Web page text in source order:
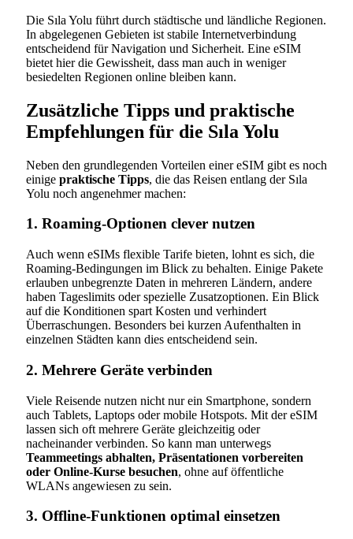
Die Sıla Yolu führt durch städtische und ländliche Regionen.
In abgelegenen Gebieten ist stabile Internetverbindung
entscheidend für Navigation und Sicherheit. Eine eSIM
bietet hier die Gewissheit, dass man auch in weniger
besiedelten Regionen online bleiben kann.
Zusätzliche Tipps und praktische
Empfehlungen für die Sıla Yolu
Neben den grundlegenden Vorteilen einer eSIM gibt es noch
einige praktische Tipps, die das Reisen entlang der Sıla
Yolu noch angenehmer machen:
1. Roaming-Optionen clever nutzen
Auch wenn eSIMs flexible Tarife bieten, lohnt es sich, die
Roaming-Bedingungen im Blick zu behalten. Einige Pakete
erlauben unbegrenzte Daten in mehreren Ländern, andere
haben Tageslimits oder spezielle Zusatzoptionen. Ein Blick
auf die Konditionen spart Kosten und verhindert
Überraschungen. Besonders bei kurzen Aufenthalten in
einzelnen Städten kann dies entscheidend sein.
2. Mehrere Geräte verbinden
Viele Reisende nutzen nicht nur ein Smartphone, sondern
auch Tablets, Laptops oder mobile Hotspots. Mit der eSIM
lassen sich oft mehrere Geräte gleichzeitig oder
nacheinander verbinden. So kann man unterwegs
Teammeetings abhalten, Präsentationen vorbereiten
oder Online-Kurse besuchen, ohne auf öffentliche
WLANs angewiesen zu sein.
3. Offline-Funktionen optimal einsetzen